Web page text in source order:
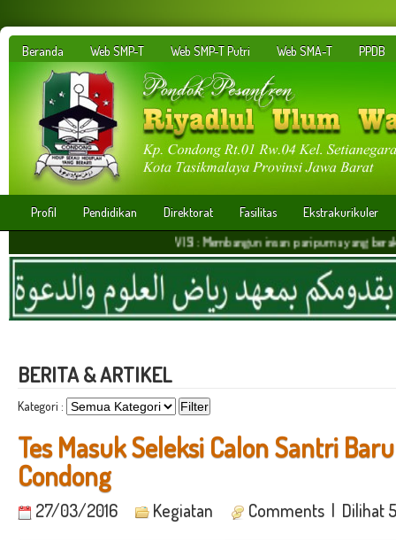
Beranda Web SMP-T Web SMP-T Putri Web SMA-T PPDB
Profil Pendidikan Direktorat Fasilitas
Ekstrakurikuler
VISI : Membangun insan paripurna yang berakhlakul
BERITA & ARTIKEL
Kategori :
Tes Masuk Seleksi Calon Santri
Condong
27/03/2016 Kegiatan Comments | Dilihat